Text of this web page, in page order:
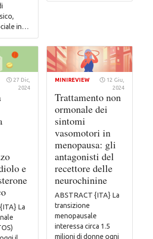
in…
27 Dic,
2024
e
La
MINIREVIEW
12 Giu,
2024
Trattamento non
ormonale dei
sintomi
vasomotori in
menopausa: gli
antagonisti del
recettore delle
neurochinine
ABSTRACT {ITA} La
transizione
menopausale
interessa circa 1.5
milioni di donne ogni